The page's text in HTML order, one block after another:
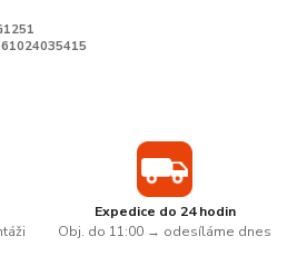
Expedice do 24 hodin
Obj. do 11:00 → odesíláme dnes